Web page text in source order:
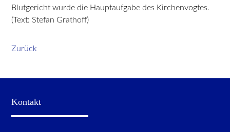
Blutgericht wurde die Hauptaufgabe des Kirchenvogtes.
(Text: Stefan Grathoff)
Zurück
Kontakt